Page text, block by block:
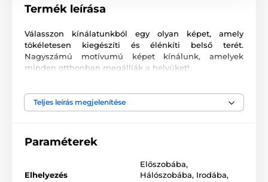
Termék leírása
Válasszon kínálatunkból egy olyan képet, amely
tökéletesen kiegészíti és élénkíti belső terét.
Nagyszámú motívumú képet kínálunk, amelyek
minden otthonban megállják a helyüket!
Számunkra fontos a minőség, ezért képeinkhez nem
képünket súlyú
. Nem feledkeztünk meg az
színek gondos kiválasztásáról sem, ami azt jelenti,
Teljes leírás megjelenítése
Paraméterek
Elhelyezés
Előszobába,
Hálószobába, Irodába,